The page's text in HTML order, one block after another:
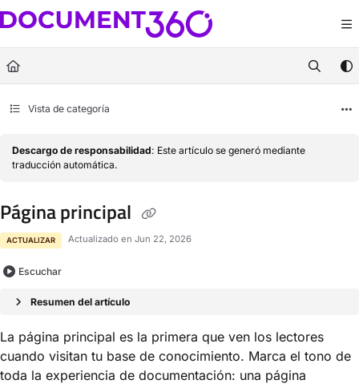
Documentation Index
Fetch the complete documentation index at:https://docs.document360.com/
Use this file to discover all available pages before exploring further.
Vista de categoría
Descargo de responsabilidad: Este artículo se generó mediante
traducción automática.
Página principal
ACTUALIZAR Actualizado en Jun 22, 2026
Escuchar
Resumen del artículo
La página principal es la primera que ven los lectores
cuando visitan tu base de conocimiento. Marca el tono de
toda la experiencia de documentación: una página